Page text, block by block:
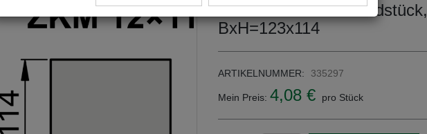
ZKM 12 x 11 Kanalendstück,
BxH=123x114
ARTIKELNUMMER: 335297
Mein Preis: 4,08 € pro Stück